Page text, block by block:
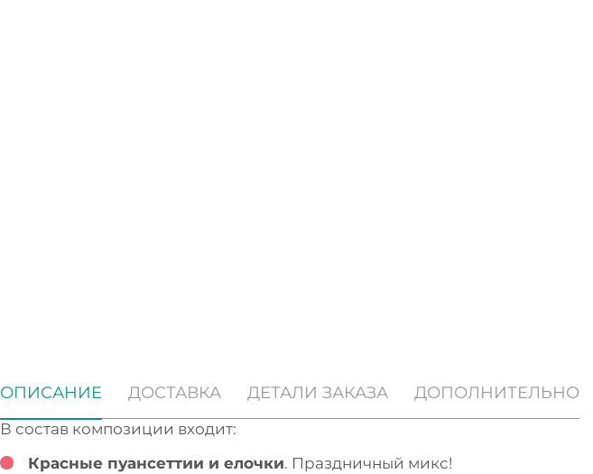
ОПИСАНИЕ ДОСТАВКА ДЕТАЛИ ЗАКАЗА ДОПОЛНИТЕЛЬНО
В состав композиции входит:
Красные пуансеттии и елочки. Праздничный микс!